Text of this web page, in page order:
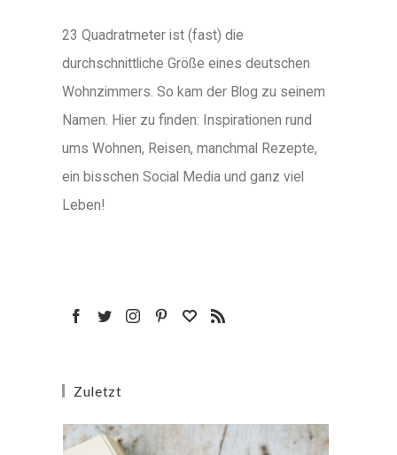
23 Quadratmeter ist (fast) die
durchschnittliche Größe eines deutschen
Wohnzimmers. So kam der Blog zu seinem
Namen. Hier zu finden: Inspirationen rund
ums Wohnen, Reisen, manchmal Rezepte,
ein bisschen Social Media und ganz viel
Leben!
Zuletzt